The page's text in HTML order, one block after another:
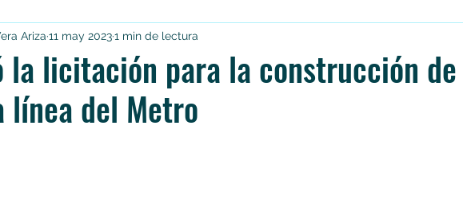
Categoría sin título
la licitación para la construcción
línea del Metro
Ariza 11 may 20231 min de lectura